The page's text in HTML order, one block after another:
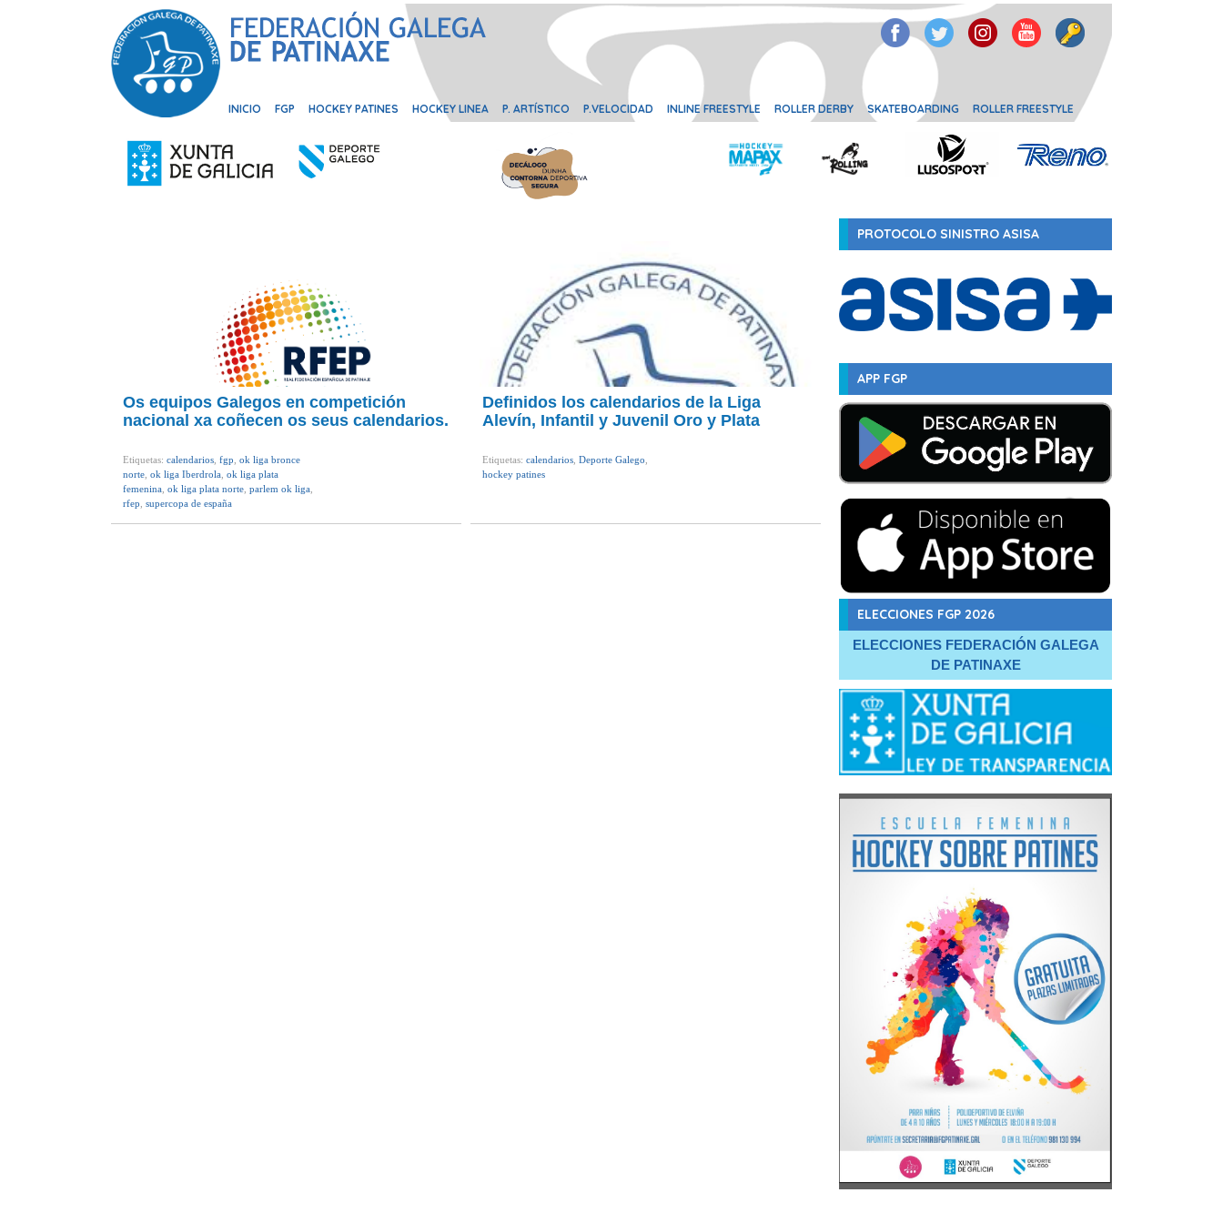
INICIO FGP HOCKEY PATINES HOCKEY LINEA P. ARTÍSTICO P.VELOCIDAD INLINE FREESTYLE ROLLER DERBY SKATEBOARDING ROLLER FREESTYLE
PROTOCOLO SINISTRO ASISA
APP FGP
ELECCIONES FGP 2026
ELECCIONES FEDERACIÓN GALEGA
DE PATINAXE
Os equipos Galegos en competición
nacional xa coñecen os seus calendarios.
Etiquetas: calendarios fgp ok liga bronce
norte ok liga Iberdrola ok liga plata
femenina ok liga plata norte parlem ok liga
rfep supercopa de españa
Definidos los calendarios de la Liga
Alevín, Infantil y Juvenil Oro y Plata
Etiquetas: calendarios Deporte Galego
hockey patines